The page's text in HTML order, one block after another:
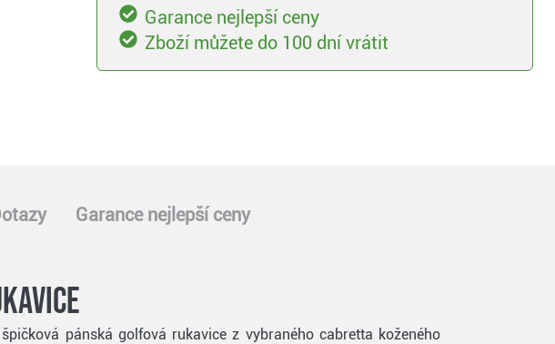
Garance nejlepší ceny
Zboží můžete do 100 dní vrátit
Garance nejlepší ceny
pánská golfová rukavice z vybraného cabretta koženého